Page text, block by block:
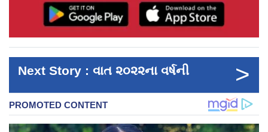
Next Story : વાત ૨૦૨૨ના વર્ષની >